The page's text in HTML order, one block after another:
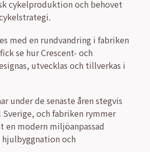
cykelproduktion och behovet
med en rundvandring i fabriken
se hur Crescent- och
utvecklas och tillverkas i
under de senaste åren stegvis
och fabriken rymmer
en modern miljöanpassad
hjulbyggnation och